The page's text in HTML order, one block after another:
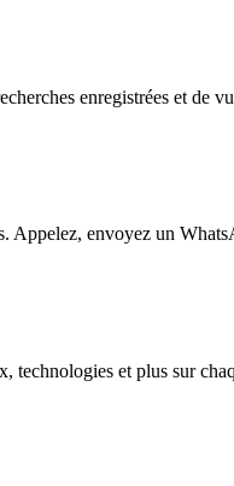
enregistrées et de
Appelez, envoyez un
technologies et plus sur